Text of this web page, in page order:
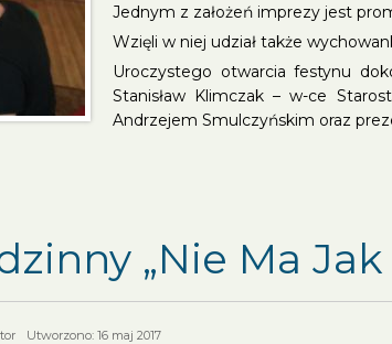
Jednym z założeń imprezy jest
Wzięli w niej udział także
Uroczystego otwarcia festynu
Stanisław Klimczak – w-ce
Andrzejem Smulczyńskim oraz
„Nie Ma Jak
Utworzono: 16 maj 2017